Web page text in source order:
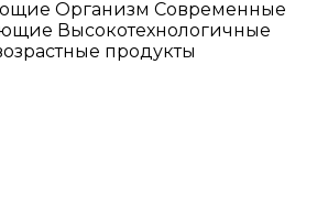
Организм Современные
Высокотехнологичные
продукты